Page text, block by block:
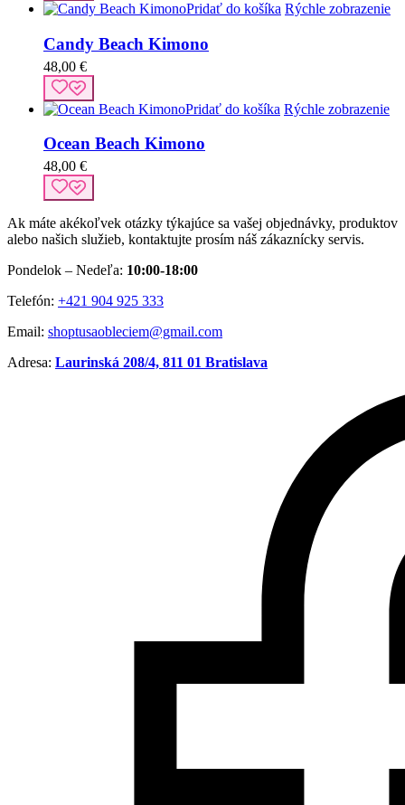
Pridať do košíka Rýchle zobrazenie
Candy Beach Kimono
48,00 €
Pridať do košíka Rýchle zobrazenie
Ocean Beach Kimono
48,00 €
Ak máte akékoľvek otázky týkajúce sa vašej objednávky, produktov
alebo našich služieb, kontaktujte prosím náš zákaznícky servis.
Pondelok – Nedeľa: 10:00-18:00
Telefón: +421 904 925 333
Email: shoptusaobleciem@gmail.com
Adresa: Laurinská 208/4, 811 01 Bratislava